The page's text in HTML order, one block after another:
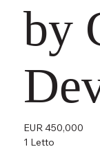
EUR 450,000
by
1 Letto